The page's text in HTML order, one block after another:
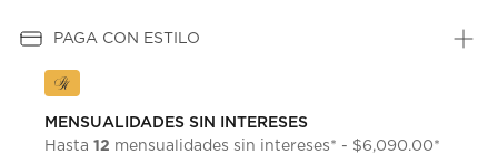
PAGA CON ESTILO
MENSUALIDADES SIN INTERESES
Hasta 12 mensualidades sin intereses* - $6,090.00*